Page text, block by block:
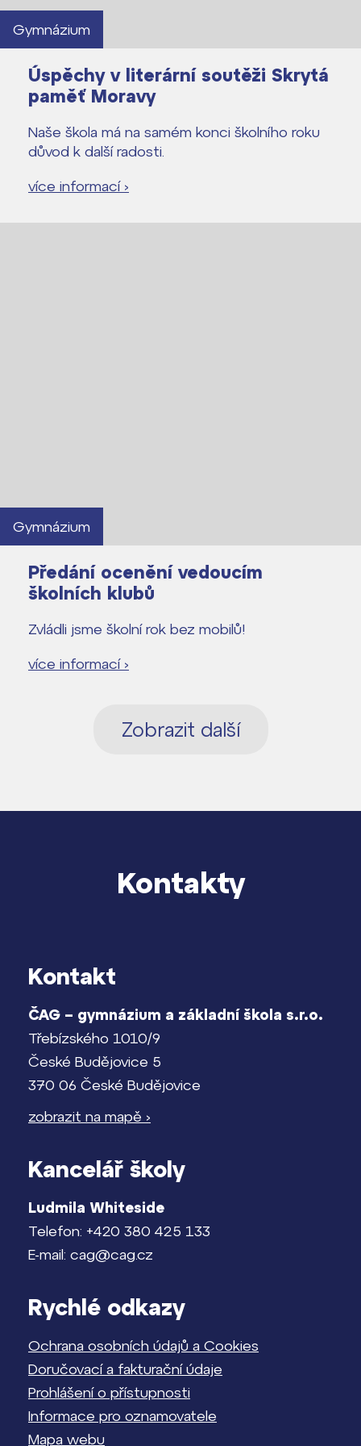
Gymnázium
Úspěchy v literární soutěži Skrytá
paměť Moravy
Naše škola má na samém konci školního roku
důvod k další radosti.
více informací ›
Gymnázium
Předání ocenění vedoucím
školních klubů
Zvládli jsme školní rok bez mobilů!
více informací ›
Zobrazit další
Kontakty
Kontakt
ČAG – gymnázium a základní škola s.r.o.
Třebízského 1010/9
České Budějovice 5
370 06 České Budějovice
zobrazit na mapě ›
Kancelář školy
Ludmila Whiteside
Telefon: +420 380 425 133
E-mail: cag@cag.cz
Rychlé odkazy
Ochrana osobních údajů a Cookies
Doručovací a fakturační údaje
Prohlášení o přístupnosti
Informace pro oznamovatele
Mapa webu